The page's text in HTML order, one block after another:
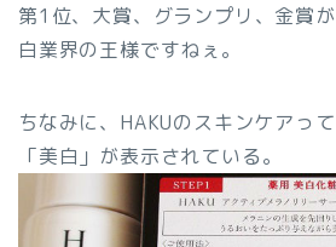
第1位、大賞、グランプリ、金賞
白業界の王様ですねぇ。
ちなみに、HAKUのスキンケアっ
「美白」が表示されている。